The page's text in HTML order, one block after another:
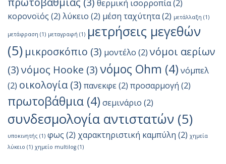
θερμική ισορροπία(2)
κορονοϊός (2) λύκειο (2) μέση ταχύτητα(2) μετάλλαξη (1)
μετάφραση (1) μεταγραφή (1) μετρήσεις μεγεθών
(5) μικροσκόπιο (3) μοντέλο (2) νόμοι αερίων
(3)νόμος Hooke (3)νόμος Ohm (4) νόμπελ
(2) οικολογία(3) πανεκφε(2) προσαρμογή (2)
πρωτοβάθμια (4) σεμινάριο (2)
συνδεσμολογία αντιστατών (5)
υποκινητής (1) φως (2) χαρακτηριστική καμπύλη (2) χημεία
λύκειο (1) χημείο multilog (1)